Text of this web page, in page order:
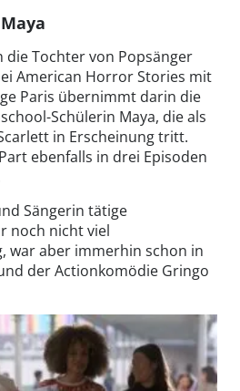
die Tochter von Popsänger
American Horror Stories mit
Paris übernimmt darin die
Schülerin Maya, die als
in Erscheinung tritt.
ebenfalls in drei Episoden
Sängerin tätige
noch nicht viel
war aber immerhin schon in
der Actionkomödie Gringo